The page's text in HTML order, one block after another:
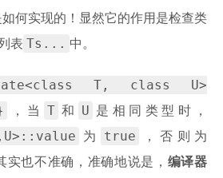
如何实现的！显然它的作用是检查类
表 Ts... 中。
T, class U>
，当 T 和 U 是相同类型时，
为 true ，否则为
实也不准确，准确地说是， 编译器